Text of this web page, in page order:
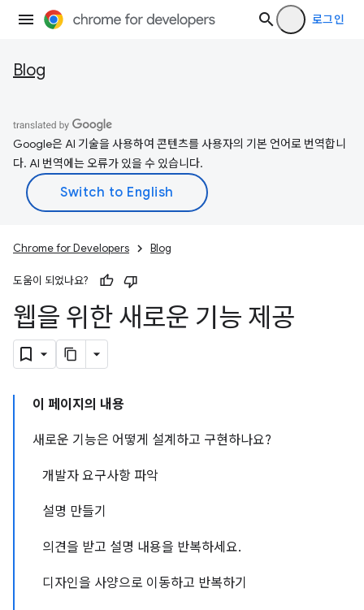
로그인
Blog
Google은 AI 기술을 사용하여 콘텐츠를 사용자의 기본 언어로 번역합니
다. AI 번역에는 오류가 있을 수 있습니다.
Chrome for Developers Blog
도움이 되었나요?
웹을 위한 새로운 기능 제공
이 페이지의 내용
새로운 기능은 어떻게 설계하고 구현하나요?
개발자 요구사항 파악
설명 만들기
의견을 받고 설명 내용을 반복하세요.
디자인을 사양으로 이동하고 반복하기